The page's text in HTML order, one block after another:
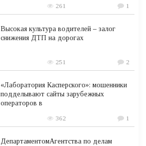
261 1
Высокая культура водителей – залог
снижения ДТП на дорогах
251 2
«Лаборатория Касперского»: мошенники
подделывают сайты зарубежных
операторов в
362 1
ДепартаментомАгентства по делам